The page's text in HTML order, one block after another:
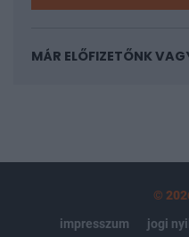
MÁR ELŐFIZETŐNK
©
impresszum
jogi